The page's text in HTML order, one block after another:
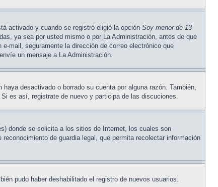
activado y cuando se registró eligió la opción Soy menor de 13
ya sea por usted mismo o por La Administración, antes de que
mail, seguramente la dirección de correo electrónico que
un mensaje a La Administración.
desactivado o borrado su cuenta por alguna razón. También,
es así, registrate de nuevo y participa de las discuciones.
donde se solicita a los sitios de Internet, los cuales son
de guardia legal, que permita recolectar información
pudo haber deshabilitado el registro de nuevos usuarios.